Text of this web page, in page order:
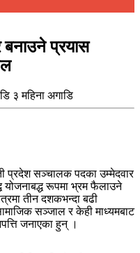
बनाउने प्रयास
३ महिना अगाडि
प्रदेश सञ्चालक पदका उम्मेदवार
योजनाबद्ध रूपमा भ्रम फैलाउने
तीन दशकभन्दा बढी
सञ्जाल र केही माध्यमबाट
जनाएका हुन् ।